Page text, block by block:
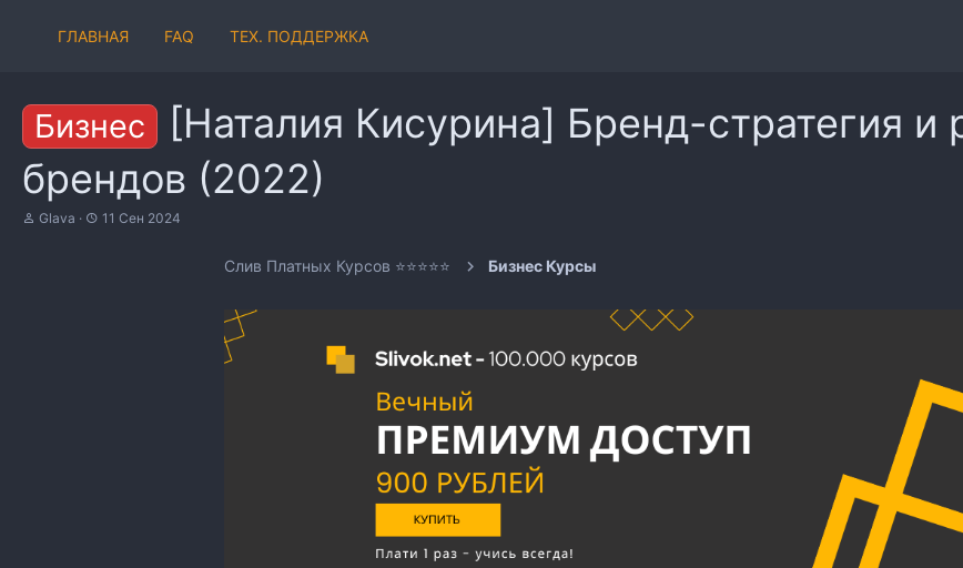
ГЛАВНАЯ FAQ ТЕХ. ПОДДЕРЖКА
Бизнес
[Наталия Кисурина] Бренд-стратегия и
брендов (2022)
А
Glava
Д
11 Сен 2024
Слив Платных Курсов ⭐⭐⭐⭐⭐ Бизнес Курсы